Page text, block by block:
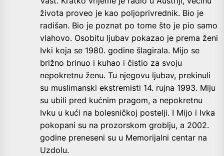
života proveo je kao poljoprivrednik. Bio je
radišan. Bio je poznat po tome što je pio samo
vlahovo. Osobitu ljubav pokazao je prema ženi
Ivki koja se 1980. godine šlagirala. Mijo se
brižno brinuo i kuhao i čistio za svoju
nepokretnu ženu. Tu njegovu ljubav, prekinuli
su muslimanski ekstremisti 14. rujna 1993. Miju
su ubili pred kućnim pragom, a nepokretnu
Ivku u kući na bolesničkoj postelji. I Mijo i Ivka
pokopani su na prozorskom groblju, a 2002.
godine preneseni su u Memorijalni centar na
Uzdolu.